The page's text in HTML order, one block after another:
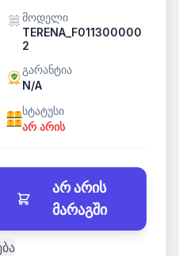
მოდელი
TERENA_F011300000
2
გარანტია
N/A
სტატუსი
არ არის
არ არის
მარაგში